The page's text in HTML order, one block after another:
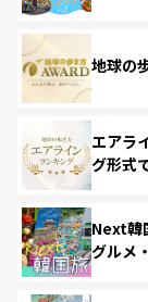
地球の
エアラ
グ形式
Next韓
グルメ